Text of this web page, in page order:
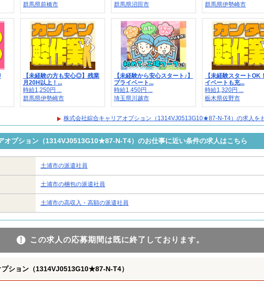
群馬県前橋市
群馬県沼田市
群馬県伊勢崎市
【未経験の方も安心◎】残業
月20H以上！...
時給1,250円 ...
群馬県伊勢崎市
【未経験から安心スタート♪】
プライベート...
時給1,450円 ...
埼玉県川越市
【未経験スタートOK
イベートも充...
時給1,320円 ...
栃木県佐野市
株式会社綜合キャリアオプション（1314VJ0513G10★87-N-T4）の求人を
オプション（1314VJ0513G10★87-N-T4）のお仕事に近い条件の求人はこちら
土浦市の派遣社員
土浦市の梱包の派遣社員
土浦市の高収入・高額の派遣社員
この求人の応募期間は既に終了しております。
ション（1314VJ0513G10★87-N-T4）